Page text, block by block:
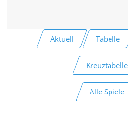
Aktuell Tabelle
Kreuztabelle
Alle Spiele